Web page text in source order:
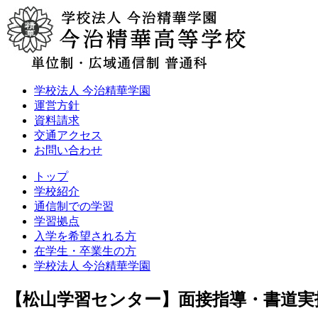
学校法人 今治精華学園
運営方針
資料請求
交通アクセス
お問い合わせ
トップ
学校紹介
通信制での学習
学習拠点
入学を希望される方
在学生・卒業生の方
学校法人 今治精華学園
【松山学習センター】面接指導・書道